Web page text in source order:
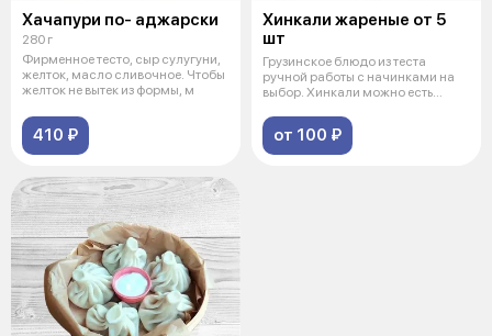
Хачапури по- аджарски
280 г
Фирменное тесто, сыр сулугуни,
желток, масло сливочное. Чтобы
желток не вытек из формы, м
410 ₽
Хинкали жареные от 5
шт
Грузинское блюдо из теста
ручной работы с начинками на
выбор. Хинкали можно есть
от 100 ₽